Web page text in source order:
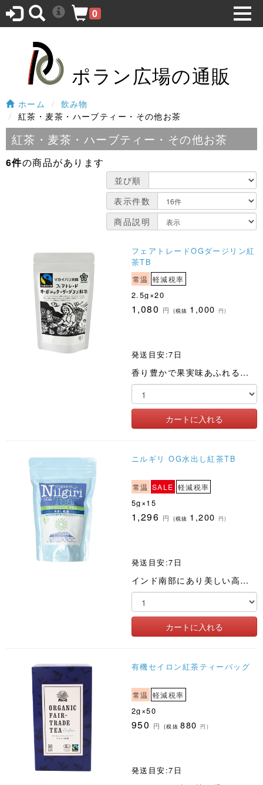
ポラン広場の通販
0
ホーム
飲み物
紅茶・麦茶・ハーブティー・その他お茶
紅茶・麦茶・ハーブティー・その他お茶
6件の商品があります
並び順
表示件数
商品説明
フェアトレードOGダージリン紅
茶TB
常温 軽減税率
2.5g×20
1,080 円 (税抜 1,000 円)
発送目安:7日
香り豊かで果実味あふれる美味しさ
ニルギリ OG水出し紅茶TB
常温 SALE 軽減税率
5g×15
1,296 円 (税抜 1,200 円)
発送目安:7日
インド南部にあり美しい高原が広がる高名な避暑地、ニルギリにあるコーラクンダ茶園の有機紅茶ティーバッグです
有機セイロン紅茶ティーバッグ
常温 軽減税率
2g×50
950 円 (税抜880 円)
発送目安:7日